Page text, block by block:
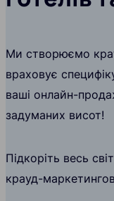
Ми створюємо
враховує
ваші онлайн-
задуманих висот!
Підкоріть весь
крауд-